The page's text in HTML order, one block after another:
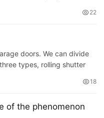
22
doors. We can divide
types, rolling shutter
18
of the phenomenon